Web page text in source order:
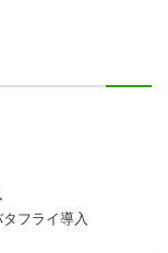
フライ導入